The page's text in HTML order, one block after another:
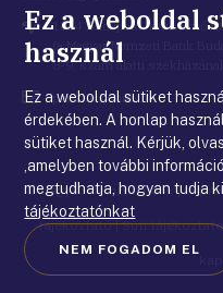
Cím 1054 Budapest, Kiss Ernő
(a Magyar Nemzeti Bank
8-9. szám alatti
Email
cím
penztar@mnb.hu
© Magyar Nemzeti Bank |
tájékoztató|Süti tájékoztató
Ez a weboldal
használ
Ez a weboldal sütiket
érdekében. A honlap
sütiket használ. Kérjük,
,amelyben további
megtudhatja, hogyan tudja
tájékoztatónkat
NEM FOGADOM EL